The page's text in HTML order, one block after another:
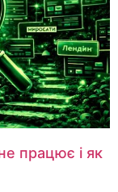
працює і як